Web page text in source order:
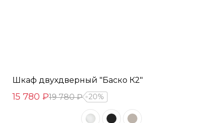
Шкаф двухдверный "Баско К2"
15 780 ₽19 780 ₽ 20%